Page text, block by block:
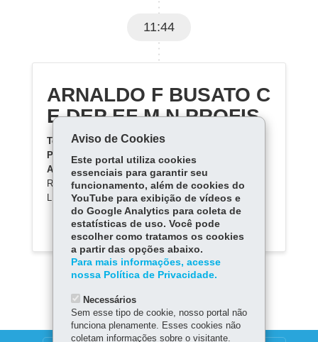
11:44
ARNALDO F BUSATO C
E DEP EF M N PROFIS
Telefone: 41 36671237
Professor Responsável
: PATRÍCIA GONÇALVES
Ação desenvolvida: ARDUINO NA SALA DE
RECURSOS DE ALTAS HABILIDADES (PROJETO:
LISTEN TO BABY)
Aviso de Cookies
Este portal utiliza cookies
essenciais para garantir seu
funcionamento, além de cookies do
YouTube para exibição de vídeos e
do Google Analytics para coleta de
estatísticas de uso. Você pode
escolher como tratamos os cookies
a partir das opções abaixo.
Para mais informações, acesse
nossa Política de Privacidade.
Necessários
Sem esse tipo de cookie, nosso portal não
funciona plenamente. Esses cookies não
coletam informações sobre o visitante.